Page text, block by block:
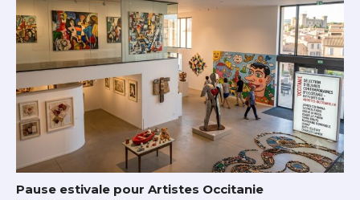
Pause estivale pour Artistes Occitanie